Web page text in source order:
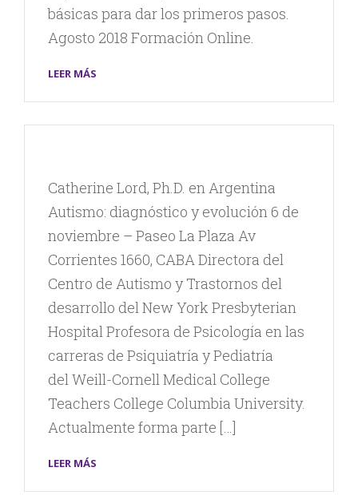
básicas para dar los primeros pasos.
Agosto 2018 Formación Online.
LEER MÁS
Catherine Lord, Ph.D. en Argentina
Autismo: diagnóstico y evolución 6 de
noviembre – Paseo La Plaza Av
Corrientes 1660, CABA Directora del
Centro de Autismo y Trastornos del
desarrollo del New York Presbyterian
Hospital Profesora de Psicología en las
carreras de Psiquiatría y Pediatría
del Weill-Cornell Medical College
Teachers College Columbia University.
Actualmente forma parte […]
LEER MÁS